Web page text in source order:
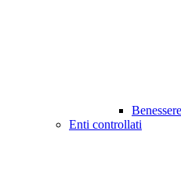
Enti controllati